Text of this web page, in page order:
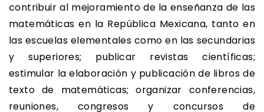
contribuir al mejoramiento de la enseñanza de las
matemáticas en la República Mexicana, tanto en
las escuelas elementales como en las secundarias
y superiores; publicar revistas científicas;
estimular la elaboración y publicación de libros de
texto de matemáticas; organizar conferencias,
reuniones, congresos y concursos de